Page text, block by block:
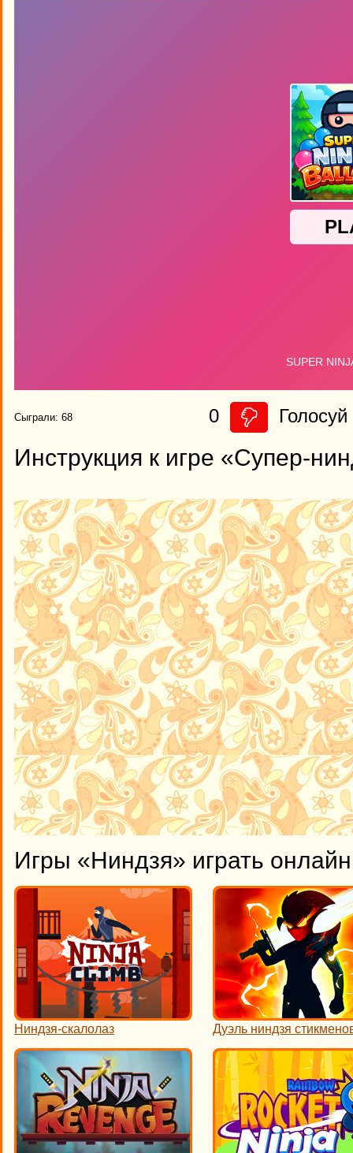
Сыграли: 68 0 Голосуй
Инструкция к игре «Супер-
Игры «Ниндзя» играть онлайн
Ниндзя-скалолаз Дуэль ниндзя